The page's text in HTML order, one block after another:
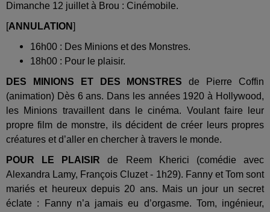
Dimanche 12 juillet à Brou : Cinémobile.
[ANNULATION]
16h00 : Des Minions et des Monstres.
18h00 : Pour le plaisir.
DES MINIONS ET DES MONSTRESde Pierre Coffin
(animation) Dès 6 ans. Dans les années 1920 à Hollywood,
les Minions travaillent dans le cinéma. Voulant faire leur
propre film de monstre, ils décident de créer leurs propres
créatures et d’aller en chercher à travers le monde.
POUR LE PLAISIR de Reem Kherici (comédie avec
Alexandra Lamy, François Cluzet - 1h29). Fanny et Tom sont
mariés et heureux depuis 20 ans. Mais un jour un secret
éclate : Fanny n’a jamais eu d’orgasme. Tom, ingénieur,